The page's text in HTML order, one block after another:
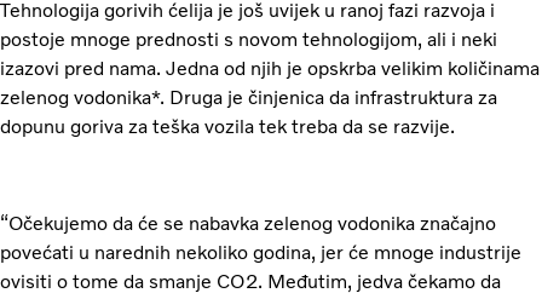
Tehnologija gorivih ćelija je još uvijek u ranoj fazi razvoja i
postoje mnoge prednosti s novom tehnologijom, ali i neki
izazovi pred nama. Jedna od njih je opskrba velikim količinama
zelenog vodonika*. Druga je činjenica da infrastruktura za
dopunu goriva za teška vozila tek treba da se razvije.
“Očekujemo da će se nabavka zelenog vodonika značajno
povećati u narednih nekoliko godina, jer će mnoge industrije
ovisiti o tome da smanje CO2. Međutim, jedva čekamo da